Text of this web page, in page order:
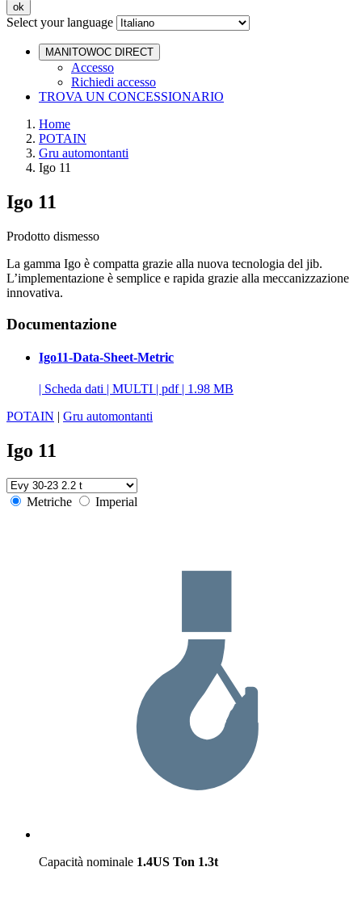
Select your language
MANITOWOC DIRECT
Accesso
Richiedi accesso
TROVA UN CONCESSIONARIO
Home
POTAIN
Gru automontanti
Igo 11
Igo 11
Prodotto dismesso
La gamma Igo è compatta grazie alla nuova tecnologia del jib.
L’implementazione è semplice e rapida grazie alla meccanizzazione
innovativa.
Documentazione
Igo11-Data-Sheet-Metric
| Scheda dati | MULTI | pdf | 1.98 MB
POTAIN | Gru automontanti
Igo 11
Metriche Imperial
Capacità nominale 1.4US Ton 1.3t